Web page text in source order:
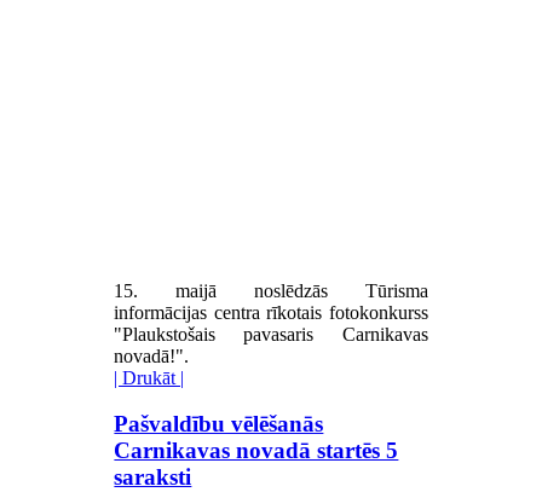
15. maijā noslēdzās Tūrisma
informācijas centra rīkotais fotokonkurss
"Plaukstošais pavasaris Carnikavas
novadā!".
| Drukāt |
Pašvaldību vēlēšanās
Carnikavas novadā startēs 5
saraksti